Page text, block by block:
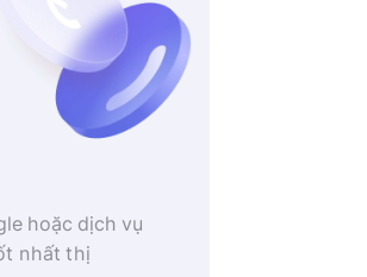
hoặc dịch vụ
nhất thị